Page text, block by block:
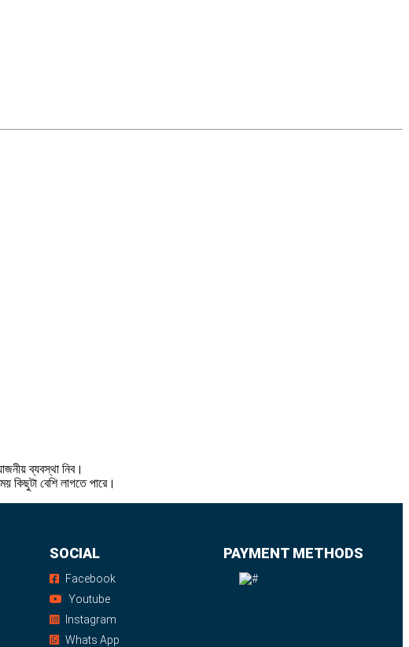
ব্যবস্থা নিব।
কিছুটা বেশি লাগতে পারে।
SOCIAL
Facebook
Youtube
Instagram
Whats App
PAYMENT METHODS